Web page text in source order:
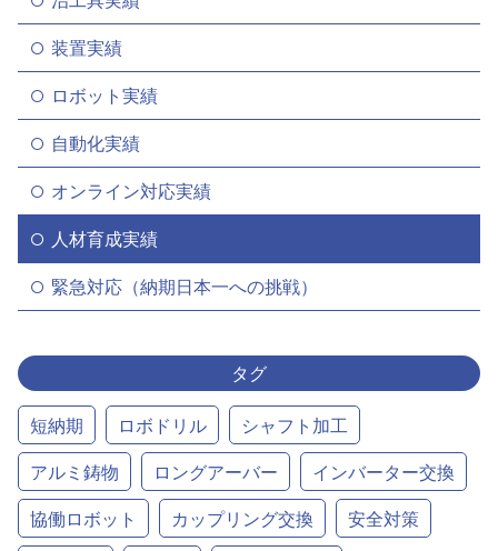
装置実績
ロボット実績
自動化実績
オンライン対応実績
人材育成実績
緊急対応（納期日本一への挑戦）
タグ
短納期 ロボドリル
シャフト加工
アルミ鋳物
ロングアーバー
インバーター交換
協働ロボット
カップリング交換
安全対策